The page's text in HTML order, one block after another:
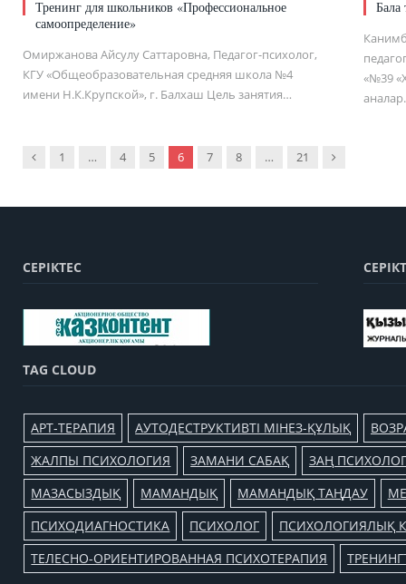
Тренинг для школьников «Профессиональное
самоопределение»
Омиржанова Айсулу Саттаровна, Педагог-психолог,
КГУ «Общеобразовательная средняя школа №4
имени Н.К.Крупской», г. Балхаш Цель занятия…
Бала
«№39
Previous
1 … 4 5 6 7 8 … 21 Next
СЕРІКТЕС
TAG CLOUD
АРТ-ТЕРАПИЯ АУТОДЕСТРУКТИВТІ МІНЕЗ-ҚҰЛЫҚ
ЖАЛПЫ ПСИХОЛОГИЯ
ЗАМАНИ САБАҚ
ЗАҢ
МАЗАСЫЗДЫҚ
МАМАНДЫҚ МАМАНДЫҚ ТАҢДАУ
ПСИХОДИАГНОСТИКА
ПСИХОЛОГ
ПСИХОЛОГИЯЛЫҚ
ТЕЛЕСНО-ОРИЕНТИРОВАННАЯ ПСИХОТЕРАПИЯ